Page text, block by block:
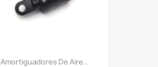
Amortiguadores De Aire...